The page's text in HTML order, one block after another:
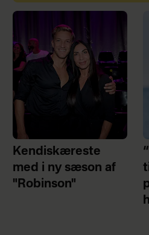
Kendiskæreste
med i ny sæson af
"Robinson"